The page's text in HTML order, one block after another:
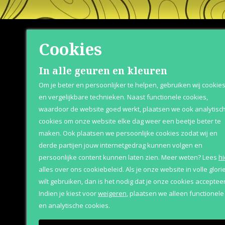
Shop
Herenparfum
Damesparfum
Merken
Geschenksets
Aanbiedingen
Over
Retourneren
Bezorging
Cookies
In alle geuren en kleuren
Om je beter en persoonlijker te helpen, gebruiken wij cookies
en vergelijkbare technieken. Naast functionele cookies,
waardoor de website goed werkt, plaatsen we ook
cookies om onze website elke dag weer een beetje beter te
maken. Ook plaatsen we persoonlijke cookies zodat wij en
derde partijen jouw internetgedrag kunnen volgen en
persoonlijke content kunnen laten zien. Meer weten?Lees
alles over ons cookiebeleid. Als je onze website in volle glorie
wilt gebruiken, dan is het nodig dat je onze cookies
Indien je kiest voorweigeren,plaatsen we alleen functionele
en analytische cookies.